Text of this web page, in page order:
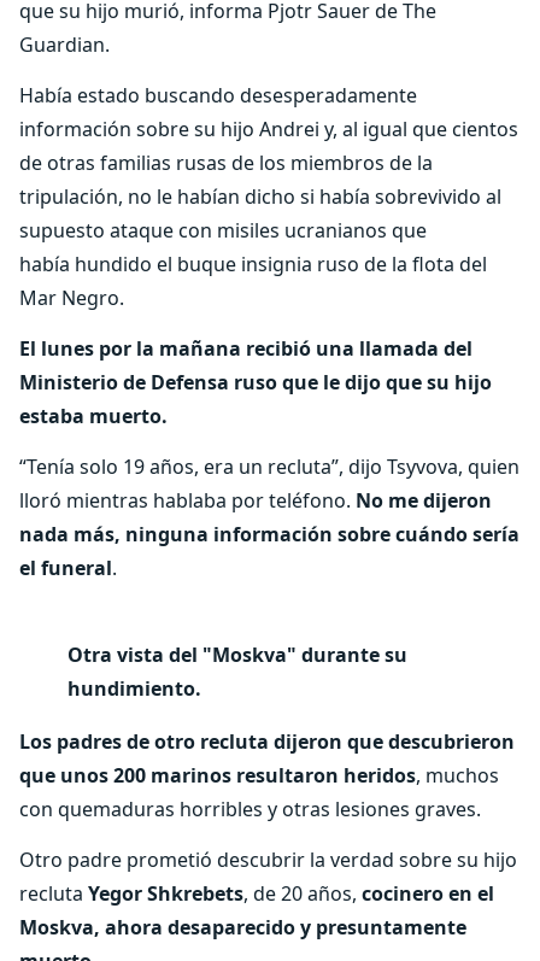
que su hijo murió, informa Pjotr ​​Sauer de The
Guardian.
Había estado buscando desesperadamente
información sobre su hijo Andrei y, al igual que cientos
de otras familias rusas de los miembros de la
tripulación, no le habían dicho si había sobrevivido al
supuesto ataque con misiles ucranianos que
había hundido el buque insignia ruso de la flota del
Mar Negro.
El lunes por la mañana recibió una llamada del
Ministerio de Defensa ruso que le dijo que su hijo
estaba muerto.
“Tenía solo 19 años, era un recluta”, dijo Tsyvova, quien
lloró mientras hablaba por teléfono. No me dijeron
nada más, ninguna información sobre cuándo sería
el funeral.
Otra vista del "Moskva" durante su
hundimiento.
Los padres de otro recluta dijeron que descubrieron
que unos 200 marinos resultaron heridos, muchos
con quemaduras horribles y otras lesiones graves.
Otro padre prometió descubrir la verdad sobre su hijo
recluta Yegor Shkrebets, de 20 años, cocinero en el
Moskva, ahora desaparecido y presuntamente